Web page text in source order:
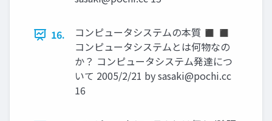
16.
コンピュータシステムの本質 ◼ ◼
コンピュータシステムとは何物なの
か？ コンピュータシステム発達につ
いて 2005/2/21 bysasaki@pochi.cc
16